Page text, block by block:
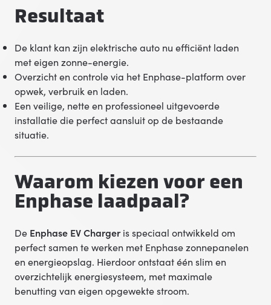
Resultaat
De klant kan zijn elektrische auto nu efficiënt laden
met eigen zonne-energie.
Overzicht en controle via het Enphase-platform over
opwek, verbruik en laden.
Een veilige, nette en professioneel uitgevoerde
installatie die perfect aansluit op de bestaande
situatie.
Waarom kiezen voor een
Enphase laadpaal?
De Enphase EV Chargeris speciaal ontwikkeld om
perfect samen te werken met Enphase zonnepanelen
en energieopslag. Hierdoor ontstaat één slim en
overzichtelijk energiesysteem, met maximale
benutting van eigen opgewekte stroom.